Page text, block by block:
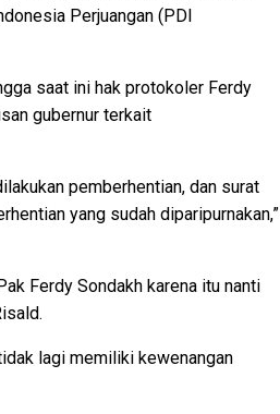
Perjuangan (PDI
saat ini hak protokoler Ferdy
gubernur terkait
pemberhentian, dan surat
yang sudah diparipurnakan,”
Ferdy Sondakh karena itu nanti
lagi memiliki kewenangan